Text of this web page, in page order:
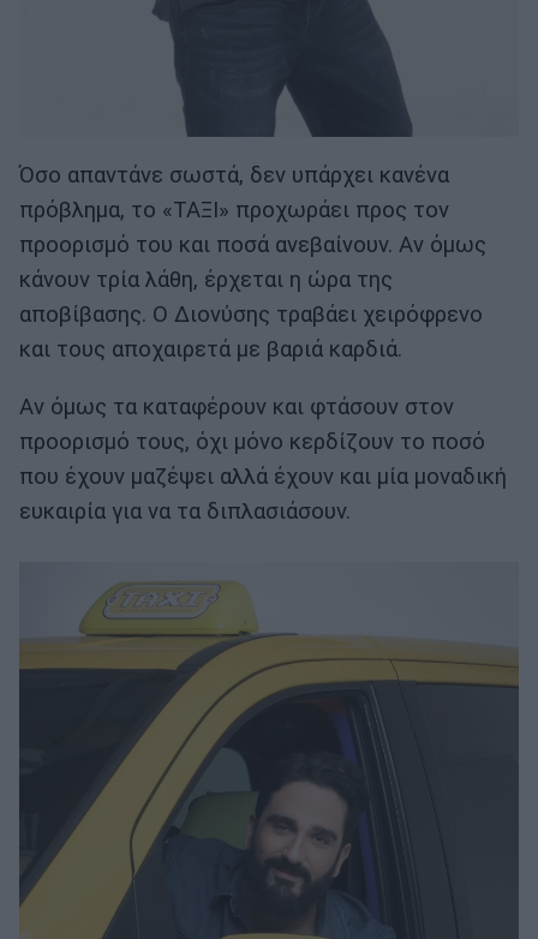
Όσο απαντάνε σωστά, δεν υπάρχει κανένα
πρόβλημα, το «ΤΑΞΙ» προχωράει προς τον
προορισμό του και ποσά ανεβαίνουν. Αν όμως
κάνουν τρία λάθη, έρχεται η ώρα της
αποβίβασης. Ο Διονύσης τραβάει χειρόφρενο
και τους αποχαιρετά με βαριά καρδιά.
Αν όμως τα καταφέρουν και φτάσουν στον
προορισμό τους, όχι μόνο κερδίζουν το ποσό
που έχουν μαζέψει αλλά έχουν και μία μοναδική
ευκαιρία για να τα διπλασιάσουν.